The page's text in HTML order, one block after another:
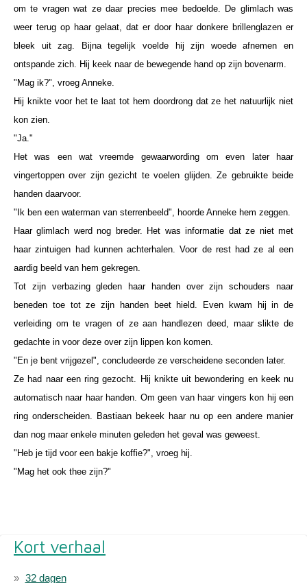
om te vragen wat ze daar precies mee bedoelde. De glimlach was
weer terug op haar gelaat, dat er door haar donkere brillenglazen er
bleek uit zag. Bijna tegelijk voelde hij zijn woede afnemen en
ontspande zich. Hij keek naar de bewegende hand op zijn bovenarm.
"Mag ik?", vroeg Anneke.
Hij knikte voor het te laat tot hem doordrong dat ze het natuurlijk niet
kon zien.
"Ja."
Het was een wat vreemde gewaarwording om even later haar
vingertoppen over zijn gezicht te voelen glijden. Ze gebruikte beide
handen daarvoor.
"Ik ben een waterman van sterrenbeeld", hoorde Anneke hem zeggen.
Haar glimlach werd nog breder. Het was informatie dat ze niet met
haar zintuigen had kunnen achterhalen. Voor de rest had ze al een
aardig beeld van hem gekregen.
Tot zijn verbazing gleden haar handen over zijn schouders naar
beneden toe tot ze zijn handen beet hield. Even kwam hij in de
verleiding om te vragen of ze aan handlezen deed, maar slikte de
gedachte in voor deze over zijn lippen kon komen.
"En je bent vrijgezel", concludeerde ze verscheidene seconden later.
Ze had naar een ring gezocht. Hij knikte uit bewondering en keek nu
automatisch naar haar handen. Om geen van haar vingers kon hij een
ring onderscheiden. Bastiaan bekeek haar nu op een andere manier
dan nog maar enkele minuten geleden het geval was geweest.
"Heb je tijd voor een bakje koffie?", vroeg hij.
"Mag het ook thee zijn?"
Kort verhaal
32 dagen